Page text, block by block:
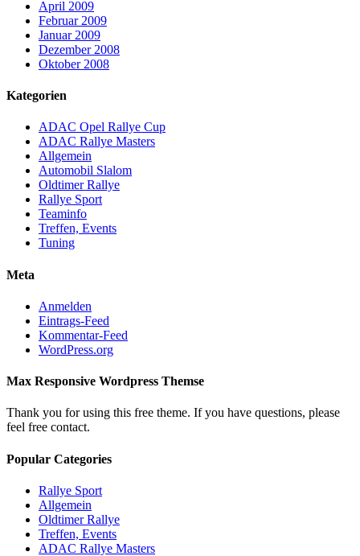
April 2009
Februar 2009
Januar 2009
Dezember 2008
Oktober 2008
Kategorien
ADAC Opel Rallye Cup
ADAC Rallye Masters
Allgemein
Automobil Slalom
Oldtimer Rallye
Rallye Sport
Teaminfo
Treffen, Events
Tuning
Meta
Anmelden
Eintrags-Feed
Kommentar-Feed
WordPress.org
Max Responsive Wordpress Themse
Thank you for using this free theme. If you have questions, please
feel free contact.
Popular Categories
Rallye Sport
Allgemein
Oldtimer Rallye
Treffen, Events
ADAC Rallye Masters